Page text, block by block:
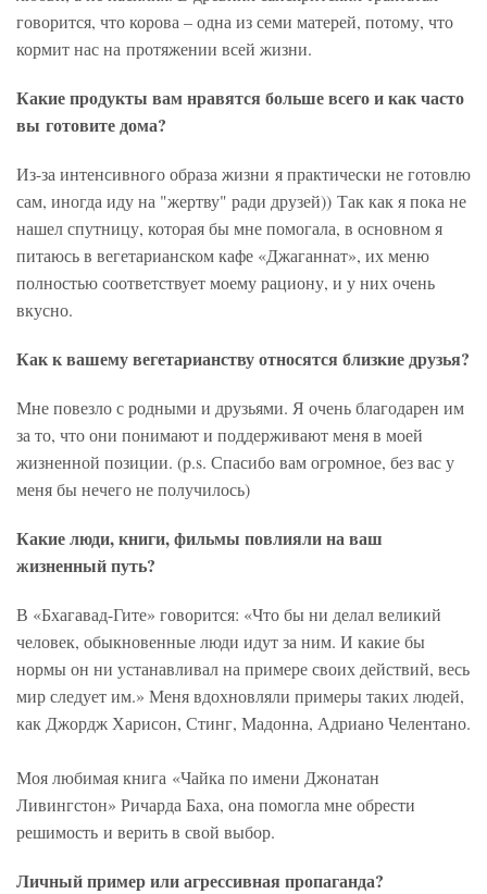
говорится, что корова – одна из семи матерей, потому, что
кормит нас на протяжении всей жизни.
Какие продукты вам нравятся больше всего и как часто
вы готовите дома?
Из-за интенсивного образа жизни я практически не готовлю
сам, иногда иду на "жертву" ради друзей)) Так как я пока не
нашел спутницу, которая бы мне помогала, в основном я
питаюсь в вегетарианском кафе «Джаганнат», их меню
полностью соответствует моему рациону, и у них очень
вкусно.
Как к вашему вегетарианству относятся близкие друзья?
Мне повезло с родными и друзьями. Я очень благодарен им
за то, что они понимают и поддерживают меня в моей
жизненной позиции. (p.s. Спасибо вам огромное, без вас у
меня бы нечего не получилось)
Какие люди, книги, фильмы повлияли на ваш
жизненный путь?
В «Бхагавад-Гите» говорится: «Что бы ни делал великий
человек, обыкновенные люди идут за ним. И какие бы
нормы он ни устанавливал на примере своих действий, весь
мир следует им.» Меня вдохновляли примеры таких людей,
как Джордж Харисон, Стинг, Мадонна, Адриано Челентано.
Моя любимая книга «Чайка по имени Джонатан
Ливингстон» Ричарда Баха, она помогла мне обрести
решимость и верить в свой выбор.
Личный пример или агрессивная пропаганда?